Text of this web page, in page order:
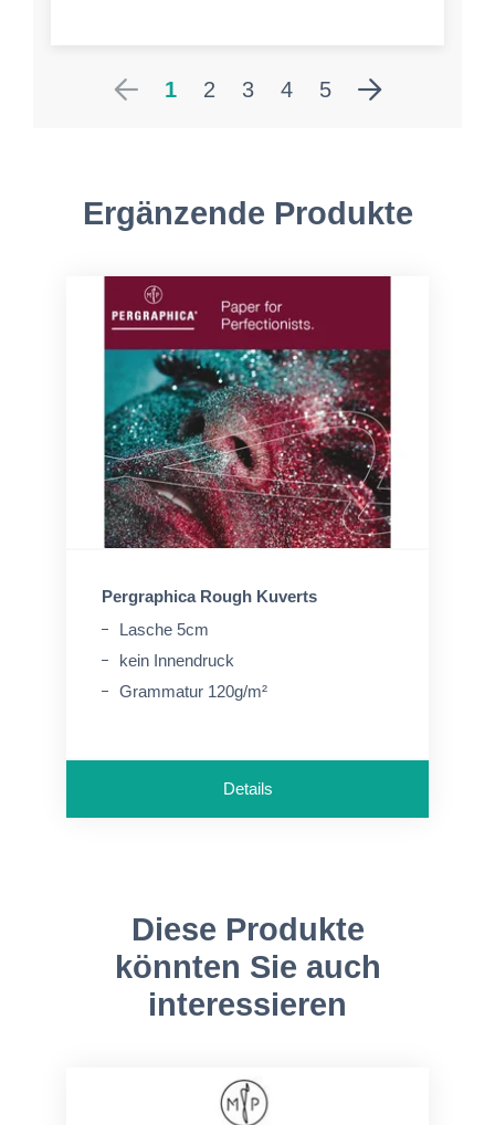
1 2 3 4 5
Ergänzende Produkte
Pergraphica Rough Kuverts
Lasche 5cm
kein Innendruck
Grammatur 120g/m²
Details
Diese Produkte
könnten Sie auch
interessieren